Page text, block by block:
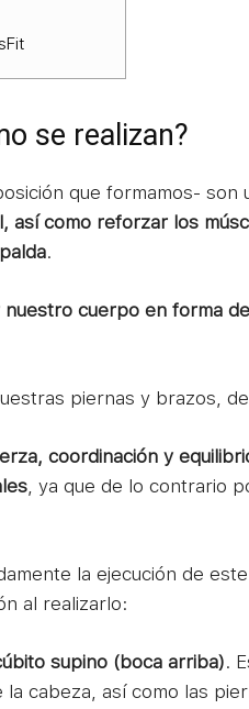
se realizan?
que formamos- son
así como reforzar los
.
cuerpo en forma
piernas y brazos,
coordinación y
, ya que de lo contrario
la ejecución de
al realizarlo:
supino (boca arriba).
cabeza, así como las